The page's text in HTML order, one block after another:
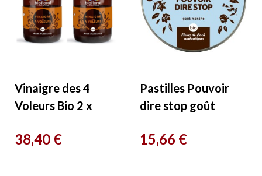
Vinaigre des 4
Voleurs Bio 2 x
Prix
38,40 €
Pastilles Pouvoir
dire stop goût
Biofloral
Prix
15,66 €